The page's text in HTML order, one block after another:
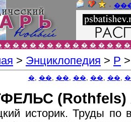
٠
� � � � � � � � � � � � � � �
> Энциклопедия > Р
�, ��, ��, ��, ��, ��,
(Rothfels)
историк. Труды по